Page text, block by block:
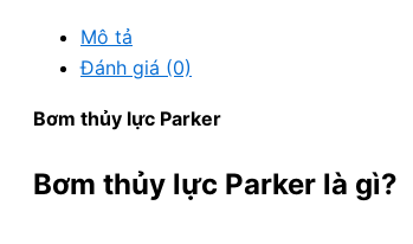
Mô tả
Đánh giá (0)
Bơm thủy lực Parker
Bơm thủy lực Parker là gì?